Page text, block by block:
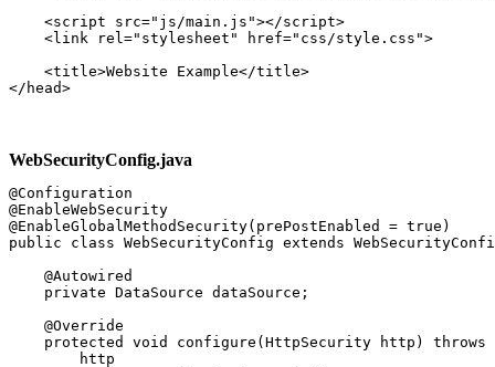
    <script src="js/main.js"></script>
    <link rel="stylesheet" href="css/style.css">
    <title>Website Example</title>
</head>
WebSecurityConfig.java
@Configuration
@EnableWebSecurity
@EnableGlobalMethodSecurity(prePostEnabled = true)
public class WebSecurityConfig extends
    @Autowired
    private DataSource dataSource;
    @Override
protected void configure(HttpSecurity http) throws
        http